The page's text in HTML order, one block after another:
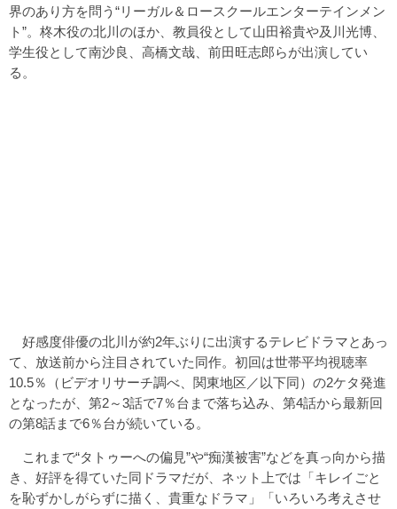
界のあり方を問う“リーガル＆ロースクールエンターテインメン
ト”。柊木役の北川のほか、教員役として山田裕貴や及川光博、
学生役として南沙良、高橋文哉、前田旺志郎らが出演してい
る。
好感度俳優の北川が約2年ぶりに出演するテレビドラマとあっ
て、放送前から注目されていた同作。初回は世帯平均視聴率
10.5％（ビデオリサーチ調べ、関東地区／以下同）の2ケタ発進
となったが、第2～3話で7％台まで落ち込み、第4話から最新回
の第8話まで6％台が続いている。
これまで“タトゥーへの偏見”や“痴漢被害”などを真っ向から描
き、好評を得ていた同ドラマだが、ネット上では「キレイごと
を恥ずかしがらずに描く、貴重なドラマ」「いろいろ考えさせ